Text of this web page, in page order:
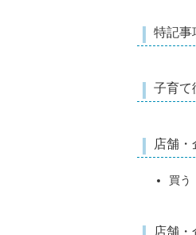
特記事
子育て
店舗・
買う
店舗・